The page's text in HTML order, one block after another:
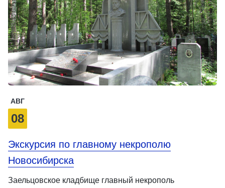
АВГ
08
Экскурсия по главному некрополю
Новосибирска
Заельцовское кладбище главный некрополь